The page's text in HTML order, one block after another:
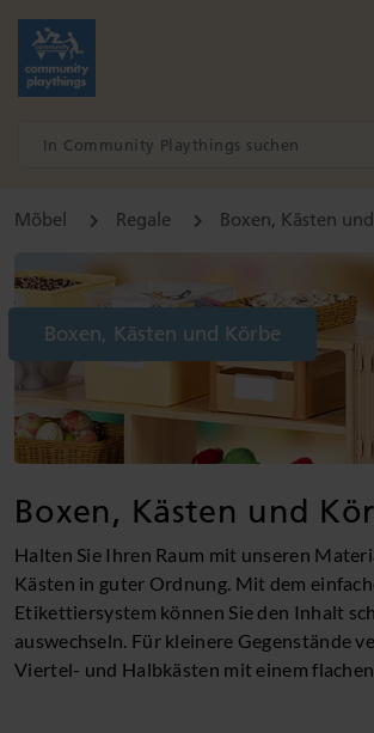
Möbel Regale Boxen, Kästen
Boxen, Kästen und Körbe
Boxen, Kästen und
Halten Sie Ihren Raum mit unseren
Kästen in guter Ordnung. Mit dem
Etikettiersystem können Sie den Inhalt
auswechseln. Für kleinere Gegenstände
Viertel- und Halbkästen mit einem